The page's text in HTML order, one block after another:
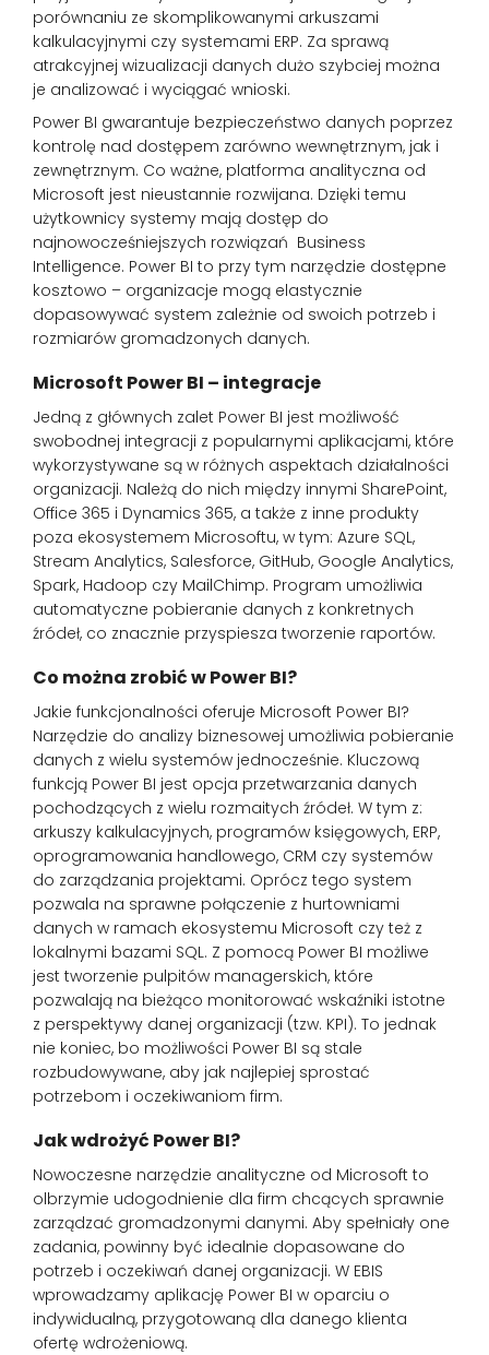
porównaniu ze skomplikowanymi arkuszami
kalkulacyjnymi czy systemami ERP. Za sprawą
atrakcyjnej wizualizacji danych dużo szybciej można
je analizować i wyciągać wnioski.
Power BI gwarantuje bezpieczeństwo danych poprzez
kontrolę nad dostępem zarówno wewnętrznym, jak i
zewnętrznym. Co ważne, platforma analityczna od
Microsoft jest nieustannie rozwijana. Dzięki temu
użytkownicy systemy mają dostęp do
najnowocześniejszych rozwiązań Business
Intelligence. Power BI to przy tym narzędzie dostępne
kosztowo – organizacje mogą elastycznie
dopasowywać system zależnie od swoich potrzeb i
rozmiarów gromadzonych danych.
Microsoft Power BI – integracje
Jedną z głównych zalet Power BI jest możliwość
swobodnej integracji z popularnymi aplikacjami, które
wykorzystywane są w różnych aspektach działalności
organizacji. Należą do nich między innymi SharePoint,
Office 365 i Dynamics 365, a także z inne produkty
poza ekosystemem Microsoftu, w tym: Azure SQL,
Stream Analytics, Salesforce, GitHub, Google Analytics,
Spark, Hadoop czy MailChimp. Program umożliwia
automatyczne pobieranie danych z konkretnych
źródeł, co znacznie przyspiesza tworzenie raportów.
Co można zrobić w Power BI?
Jakie funkcjonalności oferuje Microsoft Power BI?
Narzędzie do analizy biznesowej umożliwia pobieranie
danych z wielu systemów jednocześnie. Kluczową
funkcją Power BI jest opcja przetwarzania danych
pochodzących z wielu rozmaitych źródeł. W tym z:
arkuszy kalkulacyjnych, programów księgowych, ERP,
oprogramowania handlowego, CRM czy systemów
do zarządzania projektami. Oprócz tego system
pozwala na sprawne połączenie z hurtowniami
danych w ramach ekosystemu Microsoft czy też z
lokalnymi bazami SQL. Z pomocą Power BI możliwe
jest tworzenie pulpitów managerskich, które
pozwalają na bieżąco monitorować wskaźniki istotne
z perspektywy danej organizacji (tzw. KPI). To jednak
nie koniec, bo możliwości Power BI są stale
rozbudowywane, aby jak najlepiej sprostać
potrzebom i oczekiwaniom firm.
Jak wdrożyć Power BI?
Nowoczesne narzędzie analityczne od Microsoft to
olbrzymie udogodnienie dla firm chcących sprawnie
zarządzać gromadzonymi danymi. Aby spełniały one
zadania, powinny być idealnie dopasowane do
potrzeb i oczekiwań danej organizacji. W EBIS
wprowadzamy aplikację Power BI w oparciu o
indywidualną, przygotowaną dla danego klienta
ofertę wdrożeniową.